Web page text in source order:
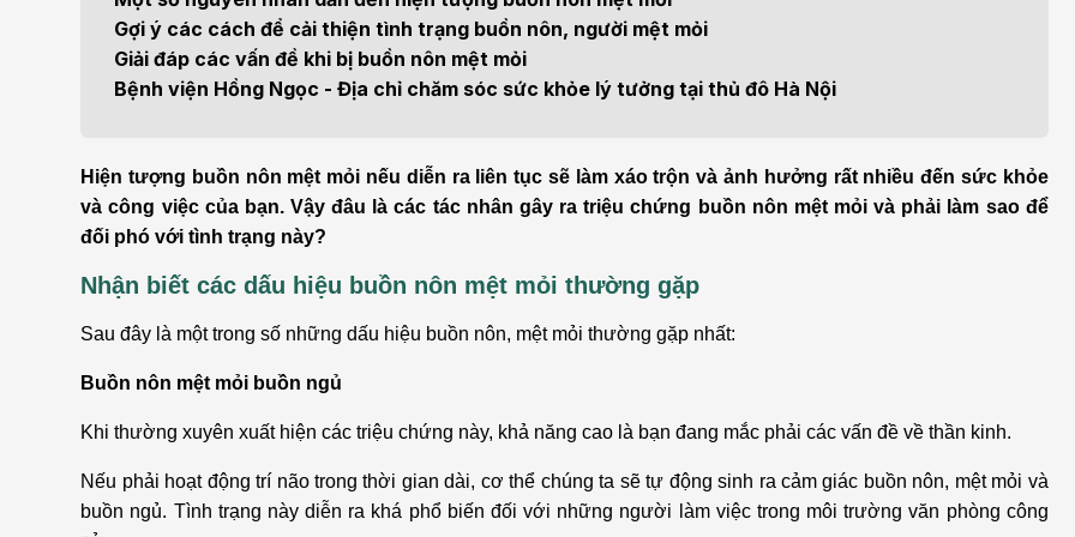
Bệnh học Ung bướu
Thẩm mỹ
Tiêu hóa - Gan - Mật
Nội Tiết
Cấp cứu - Hồi sức tích
Ung bướu
Thận - Tiết niệu
Vật lý trị liệu - Phục hồi
chức năng
Ngoại khoa
Tâm lý và sức khỏe tâm
thần
Gợi ý các cách để cải thiện tình trạng buồn nôn, người mệt mỏi
Giải đáp các vấn đề khi bị buồn nôn mệt mỏi
Bệnh viện Hồng Ngọc - Địa chỉ chăm sóc sức khỏe lý tưởng tại thủ đô Hà Nội
Hiện tượng buồn nôn mệt mỏi nếu diễn ra liên tục sẽ làm xáo trộn và ảnh hưởng rất nhiều đến sức khỏe
và công việc của bạn. Vậy đâu là các tác nhân gây ra triệu chứng buồn nôn mệt mỏi và phải làm sao để
đối phó với tình trạng này?
Nhận biết các dấu hiệu buồn nôn mệt mỏi thường gặp
Sau đây là một trong số những dấu hiệu buồn nôn, mệt mỏi thường gặp nhất:
Buồn nôn mệt mỏi buồn ngủ
Khi thường xuyên xuất hiện các triệu chứng này, khả năng cao là bạn đang mắc phải các vấn đề về thần kinh.
Nếu phải hoạt động trí não trong thời gian dài, cơ thể chúng ta sẽ tự động sinh ra cảm giác buồn nôn, mệt mỏi và
buồn ngủ. Tình trạng này diễn ra khá phổ biến đối với những người làm việc trong môi trường văn phòng công